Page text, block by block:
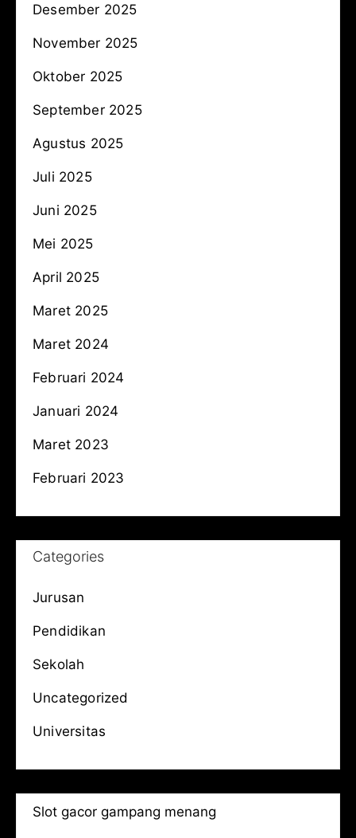
Desember 2025
November 2025
Oktober 2025
September 2025
Agustus 2025
Juli 2025
Juni 2025
Mei 2025
April 2025
Maret 2025
Maret 2024
Februari 2024
Januari 2024
Maret 2023
Februari 2023
Categories
Jurusan
Pendidikan
Sekolah
Uncategorized
Universitas
Slot gacor gampang menang